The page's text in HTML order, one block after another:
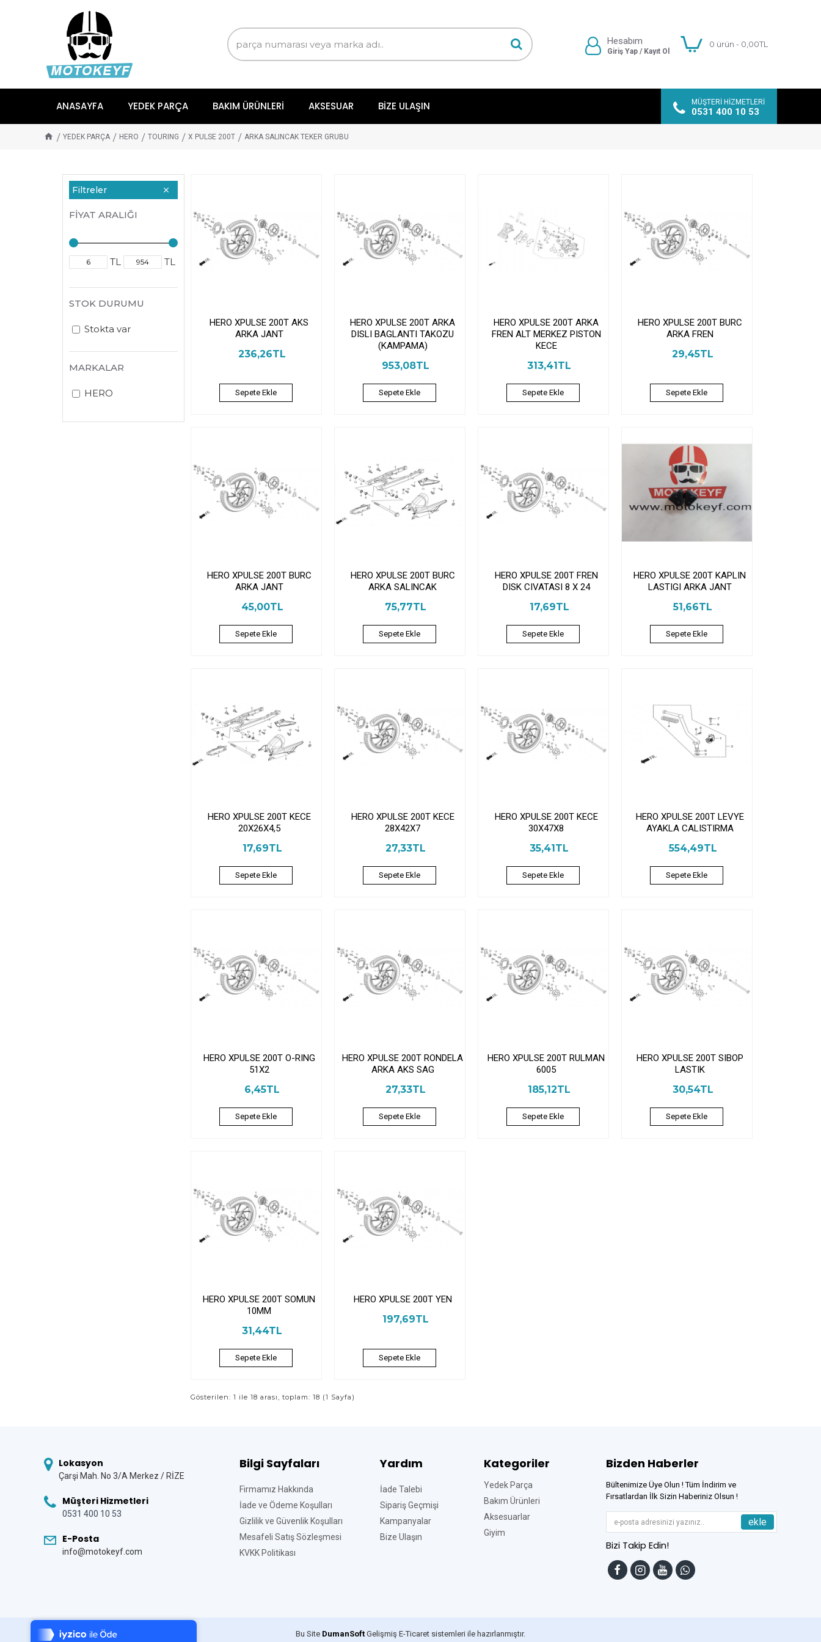
7/24 Canlı Destek
%100 Sorunsuz Alışveriş
Hesabım
Giriş Yap / Kayıt Ol
0 ürün - 0,00TL
ANASAYFA YEDEK PARÇA BAKIM ÜRÜNLERI AKSESUAR BIZE ULAŞIN MÜŞTERI HIZMETLERI
0531 400 10 53
YEDEK PARÇA HERO TOURING X PULSE 200T ARKA SALINCAK TEKER GRUBU
Filtreler
FIYAT ARALIĞI
TL TL
MARKALAR
HERO
STOK DURUMU
Stokta var
HERO XPULSE 200T AKS
ARKA JANT
236,26TL
Sepete Ekle
HERO XPULSE 200T ARKA
DISLI BAGLANTI TAKOZU
(KAMPAMA)
953,08TL
Sepete Ekle
HERO XPULSE 200T ARKA
FREN ALT MERKEZ PISTON
KECE
313,41TL
Sepete Ekle
HERO XPULSE 200T BURC
ARKA FREN
29,45TL
Sepete Ekle
HERO XPULSE 200T BURC
ARKA JANT
45,00TL
Sepete Ekle
HERO XPULSE 200T BURC
ARKA SALINCAK
75,77TL
Sepete Ekle
HERO XPULSE 200T FREN
DISK CIVATASI 8 X 24
17,69TL
Sepete Ekle
HERO XPULSE 200T KAPLIN
LASTIGI ARKA JANT
51,66TL
Sepete Ekle
HERO XPULSE 200T KECE
20X26X4,5
17,69TL
Sepete Ekle
HERO XPULSE 200T KECE
28X42X7
27,33TL
Sepete Ekle
HERO XPULSE 200T KECE
30X47X8
35,41TL
Sepete Ekle
HERO XPULSE 200T LEVYE
AYAKLA CALISTIRMA
554,49TL
Sepete Ekle
HERO XPULSE 200T O-RING
51X2
6,45TL
Sepete Ekle
HERO XPULSE 200T RONDELA
ARKA AKS SAG
27,33TL
Sepete Ekle
HERO XPULSE 200T RULMAN
6005
185,12TL
Sepete Ekle
HERO XPULSE 200T SIBOP
LASTIK
30,54TL
Sepete Ekle
HERO XPULSE 200T SOMUN
10MM
31,44TL
Sepete Ekle
HERO XPULSE 200T YEN
197,69TL
Sepete Ekle
Gösterilen: 1 ile 18 arası, toplam: 18 (1 Sayfa)
Lokasyon
Çarşi Mah. No 3/A Merkez / RİZE
Müşteri Hizmetleri
0531 400 10 53
E-Posta
info@motokeyf.com
Bilgi Sayfaları
Firmamız Hakkında
İade ve Ödeme Koşulları
Gizlilik ve Güvenlik Koşulları
Mesafeli Satış Sözleşmesi
KVKK Politikası
Yardım
İade Talebi
Sipariş Geçmişi
Kampanyalar
Bize Ulaşın
Kategoriler
Yedek Parça
Bakım Ürünleri
Aksesuarlar
Giyim
Bizden Haberler
Bültenimize Üye Olun ! Tüm İndirim ve
Fırsatlardan İlk Sizin Haberiniz Olsun !
ekle
Bizi Takip Edin!
Bu Site DumanSoft Gelişmiş E-Ticaret sistemleri ile hazırlanmıştır.